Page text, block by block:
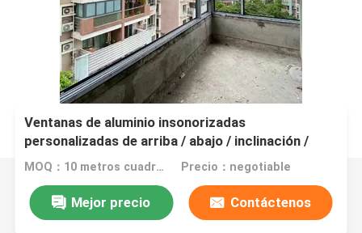
Ventanas de aluminio insonorizadas
personalizadas de arriba / abajo / inclinación /
abrir
MOQ：10 metros cuadrados Precio：negotiable
Mejor precio Contáctenos